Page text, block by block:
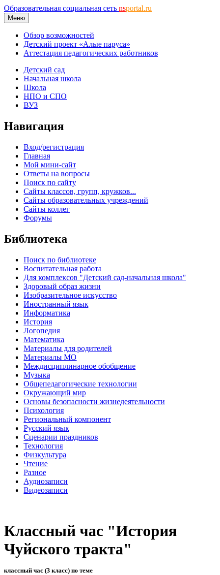
Образовательная социальная сеть nsportal.ru
Меню
Обзор возможностей
Детский проект «Алые паруса»
Аттестация педагогических работников
Детский сад
Начальная школа
Школа
НПО и СПО
ВУЗ
Навигация
Вход/регистрация
Главная
Мой мини-сайт
Ответы на вопросы
Поиск по сайту
Сайты классов, групп, кружков...
Сайты образовательных учреждений
Сайты коллег
Форумы
Библиотека
Поиск по библиотеке
Воспитательная работа
Для комплексов "Детский сад-начальная школа"
Здоровый образ жизни
Изобразительное искусство
Иностранный язык
Информатика
История
Логопедия
Математика
Материалы для родителей
Материалы МО
Междисциплинарное обобщение
Музыка
Общепедагогические технологии
Окружающий мир
Основы безопасности жизнедеятельности
Психология
Региональный компонент
Русский язык
Сценарии праздников
Технология
Физкультура
Чтение
Разное
Аудиозаписи
Видеозаписи
Классный час "История
Чуйского тракта"
классный час (3 класс) по теме